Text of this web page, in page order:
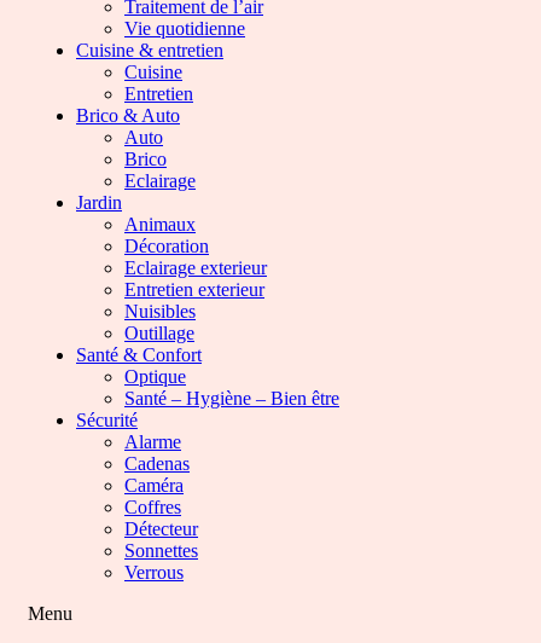
Traitement de l’air
Vie quotidienne
Cuisine & entretien
Cuisine
Entretien
Brico & Auto
Auto
Brico
Eclairage
Jardin
Animaux
Décoration
Eclairage exterieur
Entretien exterieur
Nuisibles
Outillage
Santé & Confort
Optique
Santé – Hygiène – Bien être
Sécurité
Alarme
Cadenas
Caméra
Coffres
Détecteur
Sonnettes
Verrous
Menu